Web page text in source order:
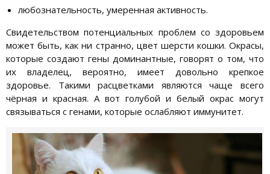
любознательность, умеренная активность.
Свидетельством потенциальных проблем со здоровьем
может быть, как ни странно, цвет шерсти кошки. Окрасы,
которые создают гены доминантные, говорят о том, что
их владелец, вероятно, имеет довольно крепкое
здоровье. Такими расцветками являются чаще всего
чёрная и красная. А вот голубой и белый окрас могут
связываться с генами, которые ослабляют иммунитет.